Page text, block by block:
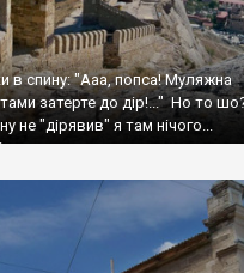
в спину: "Ааа, попса! Муляжна
затерте до дір!..." Но то
не "дірявив" я там нічого...